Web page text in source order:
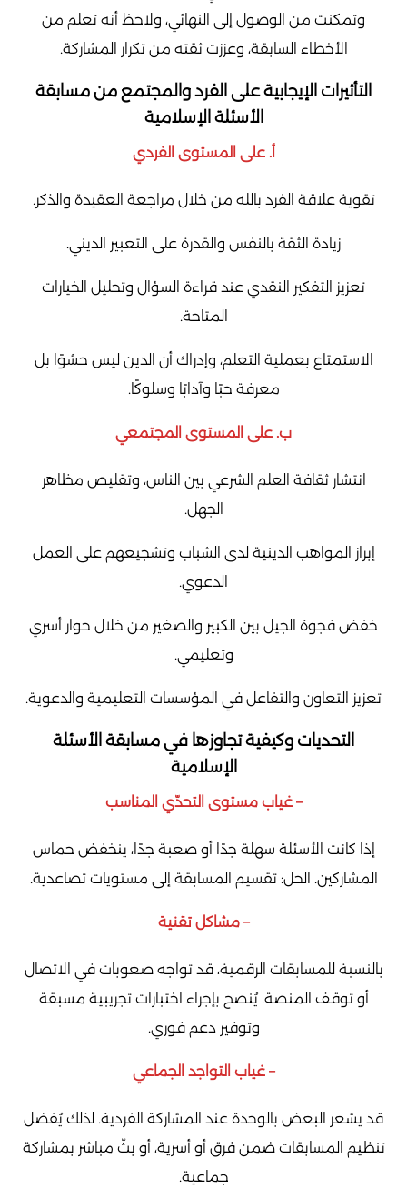
وتمكنت من الوصول إلى النهائي، ولاحظ أنه تعلم من
الأخطاء السابقة، وعززت ثقته من تكرار المشاركة.
التأثيرات الإيجابية على الفرد والمجتمع من مسابقة
الأسئلة الإسلامية
أ. على المستوى الفردي
تقوية علاقة الفرد بالله من خلال مراجعة العقيدة والذكر.
زيادة الثقة بالنفس والقدرة على التعبير الديني.
تعزيز التفكير النقدي عند قراءة السؤال وتحليل الخيارات
المتاحة.
الاستمتاع بعملية التعلم، وإدراك أن الدين ليس حشوًا بل
معرفة حبًا وآدابًا وسلوكًا.
ب. على المستوى المجتمعي
انتشار ثقافة العلم الشرعي بين الناس، وتقليص مظاهر
الجهل.
إبراز المواهب الدينية لدى الشباب وتشجيعهم على العمل
الدعوي.
خفض فجوة الجيل بين الكبير والصغير من خلال حوار أسري
وتعليمي.
تعزيز التعاون والتفاعل في المؤسسات التعليمية والدعوية.
التحديات وكيفية تجاوزها في مسابقة الأسئلة
الإسلامية
– غياب مستوى التحدّي المناسب
إذا كانت الأسئلة سهلة جدًا أو صعبة جدًا، ينخفض حماس
المشاركين. الحل: تقسيم المسابقة إلى مستويات تصاعدية.
– مشاكل تقنية
بالنسبة للمسابقات الرقمية، قد تواجه صعوبات في الاتصال
أو توقف المنصة. يُنصح بإجراء اختبارات تجريبية مسبقة
وتوفير دعم فوري.
– غياب التواجد الجماعي
قد يشعر البعض بالوحدة عند المشاركة الفردية. لذلك يُفضل
تنظيم المسابقات ضمن فرق أو أسرية، أو بثّ مباشر بمشاركة
جماعية.